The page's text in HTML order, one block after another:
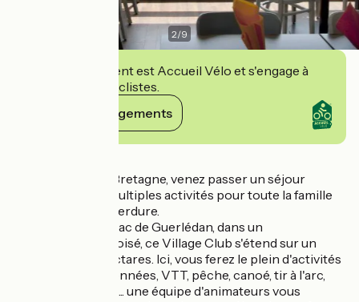
2/9
Cet établissement est Accueil Vélo et s'engage à
accueillir des cyclistes.
Voir ses engagements
• En plein centre Bretagne, venez passer un séjour
tonique avec de multiples activités pour toute la famille
dans un écrin de verdure.
• Situé au bord du lac de Guerlédan, dans un
environnement boisé, ce Village Club s'étend sur un
domaine de 16 hectares. Ici, vous ferez le plein d'activités
de plein air : randonnées, VTT, pêche, canoé, tir à l'arc,
tennis, jeux celtes... une équipe d'animateurs vous